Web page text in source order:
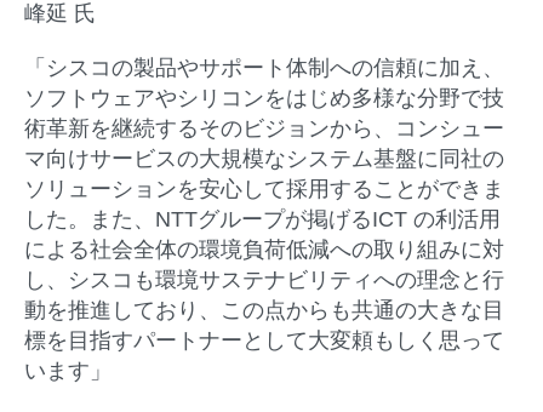
峰延 氏
「シスコの製品やサポート体制への信頼に加え、
ソフトウェアやシリコンをはじめ多様な分野で技
術革新を継続するそのビジョンから、コンシュー
マ向けサービスの大規模なシステム基盤に同社の
ソリューションを安心して採用することができま
した。また、NTTグループが掲げるICT の利活用
による社会全体の環境負荷低減への取り組みに対
し、シスコも環境サステナビリティへの理念と行
動を推進しており、この点からも共通の大きな目
標を目指すパートナーとして大変頼もしく思って
います」